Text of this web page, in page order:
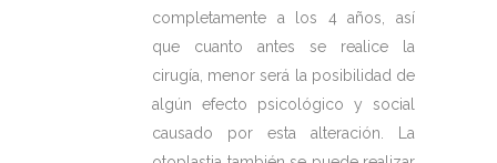
completamente a los 4 años, así
que cuanto antes se realice la
cirugía, menor será la posibilidad de
algún efecto psicológico y social
causado por esta alteración. La